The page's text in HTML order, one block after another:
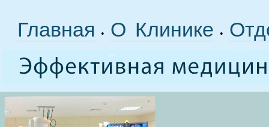
Главная • О Клинике •